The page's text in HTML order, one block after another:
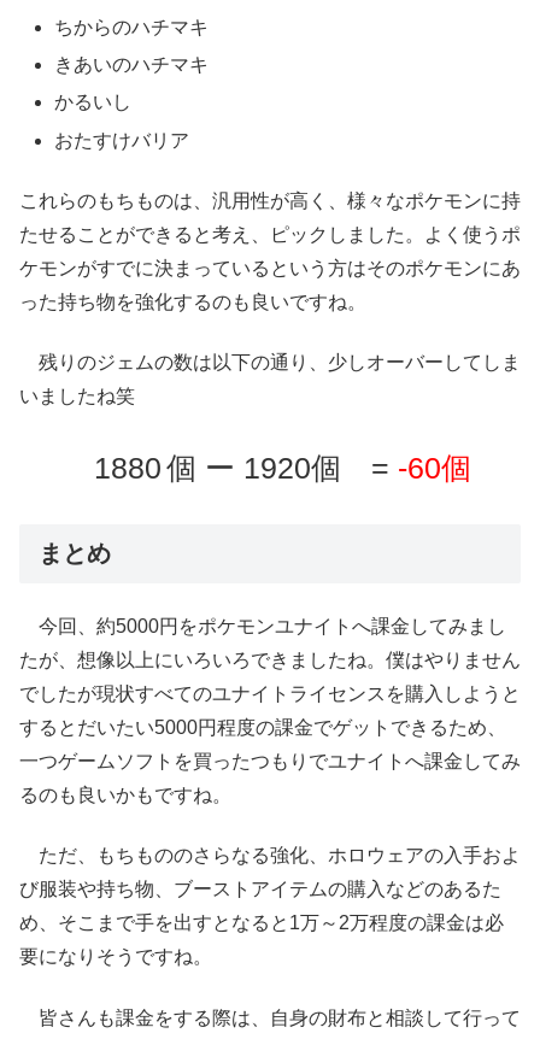
ちからのハチマキ
きあいのハチマキ
かるいし
おたすけバリア
これらのもちものは、汎用性が高く、様々なポケモンに持
たせることができると考え、ピックしました。よく使うポ
ケモンがすでに決まっているという方はそのポケモンにあ
った持ち物を強化するのも良いですね。
残りのジェムの数は以下の通り、少しオーバーしてしま
いましたね笑
1880個 ー 1920個 = -60個
まとめ
今回、約5000円をポケモンユナイトへ課金してみまし
たが、想像以上にいろいろできましたね。僕はやりません
でしたが現状すべてのユナイトライセンスを購入しようと
するとだいたい5000円程度の課金でゲットできるため、
一つゲームソフトを買ったつもりでユナイトへ課金してみ
るのも良いかもですね。
ただ、もちもののさらなる強化、ホロウェアの入手およ
び服装や持ち物、ブーストアイテムの購入などのあるた
め、そこまで手を出すとなると1万～2万程度の課金は必
要になりそうですね。
皆さんも課金をする際は、自身の財布と相談して行って